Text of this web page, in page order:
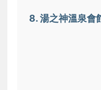
8. 湯之神溫泉會